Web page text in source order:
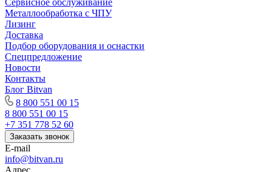
Металлообработка с ЧПУ
Лизинг
Доставка
Подбор оборудования и оснастки
Спецпредложение
Новости
Контакты
Блог Bitvan
8 800 551 00 15
8 800 551 00 15
+7 351 778 52 60
Заказать звонок
E-mail
info@bitvan.ru
Адрес